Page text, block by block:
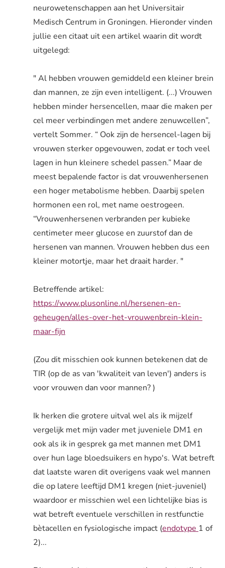
neurowetenschappen aan het Universitair
Medisch Centrum in Groningen. Hieronder vinden
jullie een citaat uit een artikel waarin dit wordt
uitgelegd:
" Al hebben vrouwen gemiddeld een kleiner brein
dan mannen, ze zijn even intelligent. (...) Vrouwen
hebben minder hersencellen, maar die maken per
cel meer verbindingen met andere zenuwcellen”,
vertelt Sommer. “ Ook zijn de hersencel-lagen bij
vrouwen sterker opgevouwen, zodat er toch veel
lagen in hun kleinere schedel passen.” Maar de
meest bepalende factor is dat vrouwenhersenen
een hoger metabolisme hebben. Daarbij spelen
hormonen een rol, met name oestrogeen.
“Vrouwenhersenen verbranden per kubieke
centimeter meer glucose en zuurstof dan de
hersenen van mannen. Vrouwen hebben dus een
kleiner motortje, maar het draait harder. "
Betreffende artikel:
https://www.plusonline.nl/hersenen-en-
geheugen/alles-over-het-vrouwenbrein-klein-
maar-fijn
(Zou dit misschien ook kunnen betekenen dat de
TIR (op de as van 'kwaliteit van leven') anders is
voor vrouwen dan voor mannen? )
Ik herken die grotere uitval wel als ik mijzelf
vergelijk met mijn vader met juveniele DM1 en
ook als ik in gesprek ga met mannen met DM1
over hun lage bloedsuikers en hypo's. Wat betreft
dat laatste waren dit overigens vaak wel mannen
die op latere leeftijd DM1 kregen (niet-juveniel)
waardoor er misschien wel een lichtelijke bias is
wat betreft eventuele verschillen in restfunctie
bètacellen en fysiologische impact (endotype 1 of
2)...